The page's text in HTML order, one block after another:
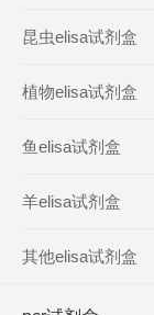
昆虫elisa试剂盒
植物elisa试剂盒
鱼elisa试剂盒
羊elisa试剂盒
其他elisa试剂盒